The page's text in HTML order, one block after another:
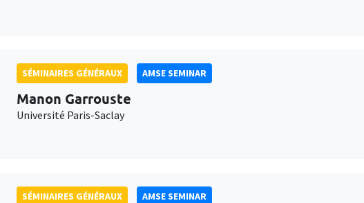
SÉMINAIRES GÉNÉRAUX AMSE SEMINAR
Manon Garrouste
Université Paris-Saclay
SÉMINAIRES GÉNÉRAUX AMSE SEMINAR